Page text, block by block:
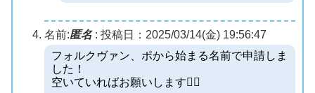
名前:匿名: 投稿日：2025/03/14(金) 19:56:47
フォルクヴァン、ポから始まる名前で申請しま
した！
空いていればお願いします🙇‍♀️